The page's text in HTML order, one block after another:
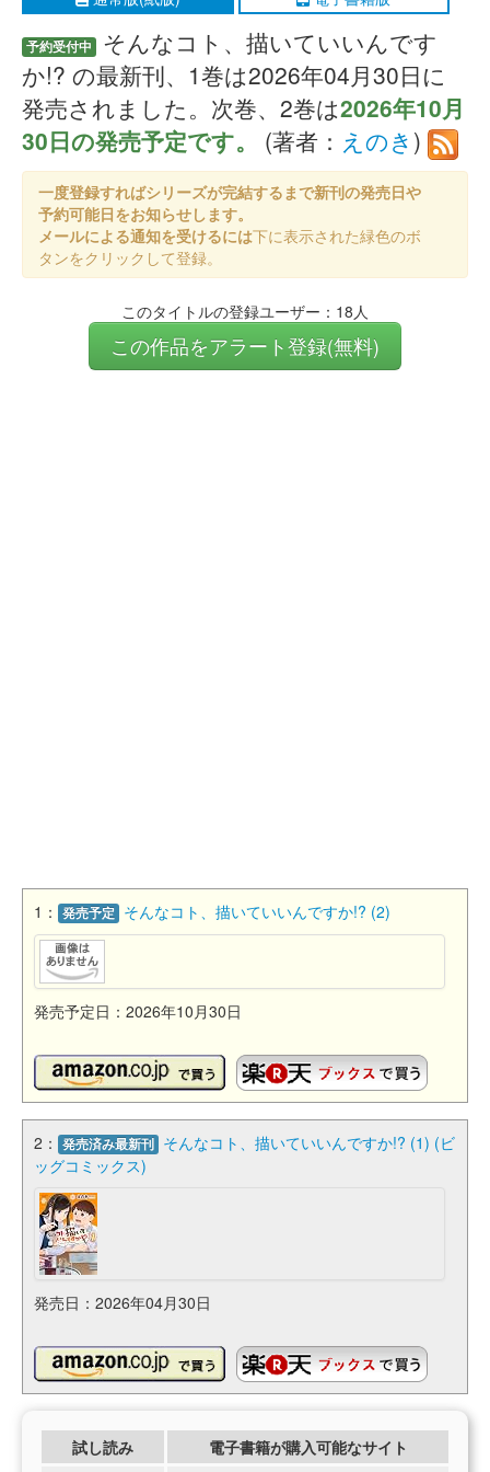
予約受付中
そんなコト、描いていいんです
か!? の最新刊、1巻は2026年04月30日に
発売されました。次巻、2巻は2026年10月
30日の発売予定です。
(著者： えのき )
一度登録すればシリーズが完結するまで新刊の発売日や
予約可能日をお知らせします。
メールによる通知を受けるには下に表示された緑色のボ
タンをクリックして登録。
このタイトルの登録ユーザー：18人
この作品をアラート登録(無料)
1： 発売予定 そんなコト、描いていいんですか!? (2)
発売予定日：2026年10月30日
2： 発売済み最新刊 そんなコト、描いていいんですか!? (1) (ビ
ッグコミックス)
発売日：2026年04月30日
試し読み 電子書籍が購入可能なサイト